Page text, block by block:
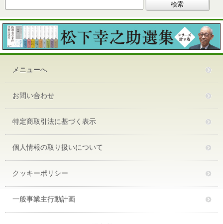
メニューへ
お問い合わせ
特定商取引法に基づく表示
個人情報の取り扱いについて
クッキーポリシー
一般事業主行動計画